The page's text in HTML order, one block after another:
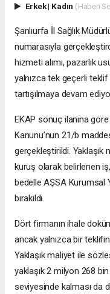
Erkek| Kadın (Haberi
Şanlıurfa İl Sağlık
numarasıyla
hizmeti alımı, pazarlık
yalnızca tek geçerli
tartışılmaya devam
EKAP sonuç ilanına
Kanunu’nun 21/b
gerçekleştirildi. Yaklaşık
kuruş olarak belirlenen
bedelle AŞSA Kurumsal
bırakıldı.
Dört firmanın ihale
ancak yalnızca bir
Yaklaşık maliyet ile
yaklaşık 2 milyon 268
seviyesinde kalması da